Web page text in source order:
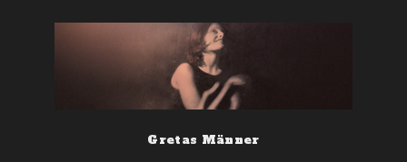
Gretas Männer